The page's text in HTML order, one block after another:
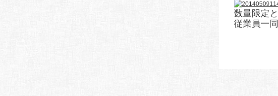
数量限定
従業員一